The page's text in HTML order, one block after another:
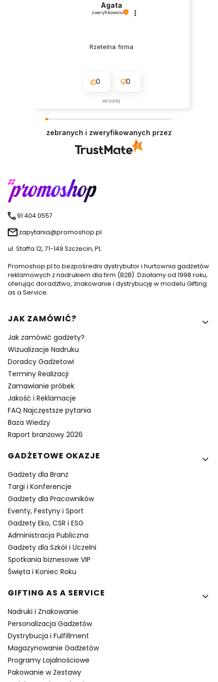
Agata
zweryfikowano
Rzetelna firma
0 0
wczoraj
zebranych i zweryfikowanych przez
91 404 0557
zapytania@promoshop.pl
ul. Staffa 12, 71-149 Szczecin, PL
Promoshop.pl to bezpośredni dystrybutor i hurtownia gadżetów
reklamowych z nadrukiem dla firm (B2B). Działamy od 1998 roku,
oferując doradztwo, znakowanie i dystrybucję w modelu Gifting
as a Service.
Linki w stopce
JAK ZAMÓWIĆ?
Jak zamówić gadżety?
Wizualizacje Nadruku
Doradcy Gadżetowi
Terminy Realizacji
Zamawianie próbek
Jakość i Reklamacje
FAQ Najczęstsze pytania
Baza Wiedzy
Raport branżowy 2026
GADŻETOWE OKAZJE
Gadżety dla Branż
Targi i Konferencje
Gadżety dla Pracowników
Eventy, Festyny i Sport
Gadżety Eko, CSR i ESG
Administracja Publiczna
Gadżety dla Szkół i Uczelni
Spotkania biznesowe VIP
Święta i Koniec Roku
GIFTING AS A SERVICE
Nadruki i Znakowanie
Personalizacja Gadżetów
Dystrybucja i Fulfillment
Magazynowanie Gadżetów
Programy Lojalnościowe
Pakowanie w Zestawy